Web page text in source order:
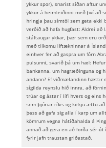
ykkur spor), snarist síðan aftur
ykkur á heimleiðinni með því að
hringja þau símtöl sem geta ekki
verðið að hafa hugfast: Aldrei
stáltaugar ykkar, þær sem eru
með tilkomu líftækninnar á
einhver fer að gaspra um fórn
pulsunni, svarið þá um hæl:
bankanna, um hagræðinguna og
andann? Ef viðmælandinn hættir
sígilda reynslu hið innra, að
trúar og ástar í lífi hvers og eins
sem þjónar ríkis og kirkju ættu
þess að gefa sig alla í karp um
kömrum vegna hátíðahalda á
annað að gera en að forða sér
fyrir jafn traustan griðastað.